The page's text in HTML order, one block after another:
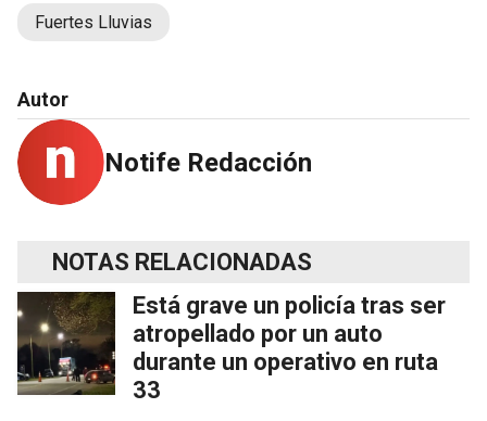
Fuertes Lluvias
Autor
Notife Redacción
NOTAS RELACIONADAS
Está grave un policía tras ser
atropellado por un auto
durante un operativo en ruta
33